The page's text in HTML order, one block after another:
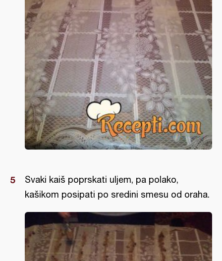
Svaki kaiš poprskati uljem, pa polako,
kašikom posipati po sredini smesu od oraha.